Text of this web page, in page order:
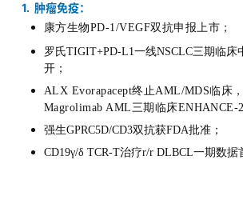
1. 肿瘤免疫：
康方生物PD-1/VEGF双抗申报上市；
罗氏TIGIT+PD-L1一线NSCLC三期临床
开 ；
ALX Evorapacept终止AML/MDS临床
Magrolimab AML三期临床ENHANCE-
强生GPRC5D/CD3双抗获FDA批准；
CD19γ/δ TCR-T治疗r/r DLBCL一期数据